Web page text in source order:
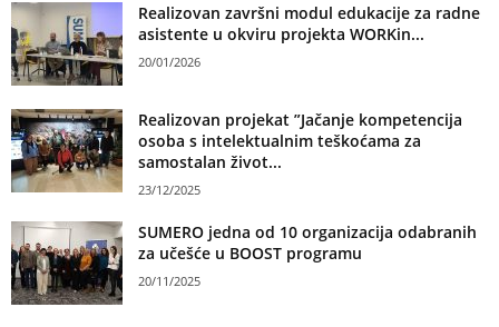
Realizovan završni modul edukacije za radne
asistente u okviru projekta WORKin...
20/01/2026
Realizovan projekat ”Jačanje kompetencija
osoba s intelektualnim teškoćama za
samostalan život...
23/12/2025
SUMERO jedna od 10 organizacija odabranih
za učešće u BOOST programu
20/11/2025